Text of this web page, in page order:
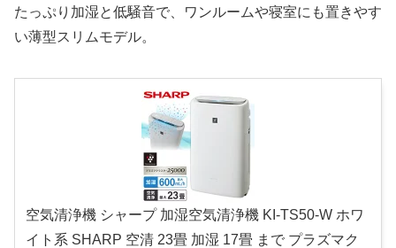
たっぷり加湿と低騒音で、ワンルームや寝室にも置きやす
い薄型スリムモデル。
空気清浄機 シャープ 加湿空気清浄機 KI-TS50-W ホワ
イト系 SHARP 空清 23畳 加湿 17畳 まで プラズマク